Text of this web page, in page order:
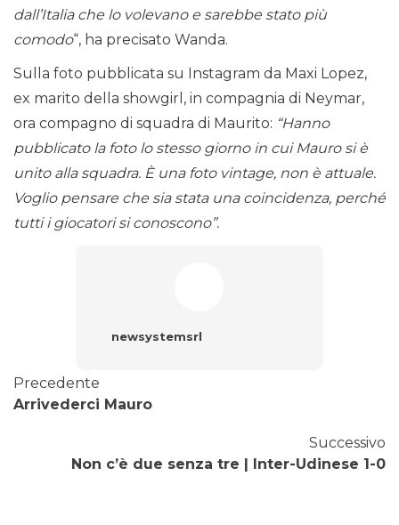
dall’Italia che lo volevano e sarebbe stato più
comodo“, ha precisato Wanda.
Sulla foto pubblicata su Instagram da Maxi Lopez,
ex marito della showgirl, in compagnia di Neymar,
ora compagno di squadra di Maurito: “Hanno
pubblicato la foto lo stesso giorno in cui Mauro si è
unito alla squadra. È una foto vintage, non è attuale.
Voglio pensare che sia stata una coincidenza, perché
tutti i giocatori si conoscono”.
newsystemsrl
Precedente
Arrivederci Mauro
Successivo
Non c’è due senza tre | Inter-Udinese 1-0